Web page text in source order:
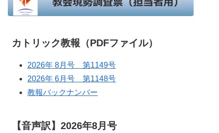
カトリック教報（PDFファイル）
2026年 8月号 第1149号
2026年 6月号 第1148号
教報バックナンバー
【音声訳】2026年8月号